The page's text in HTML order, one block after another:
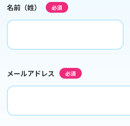
名前（姓） 必須
メールアドレス 必須